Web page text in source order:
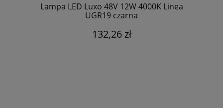
Lampa LED Luxo 48V 12W 4000K Linea
UGR19 czarna
132,26 zł